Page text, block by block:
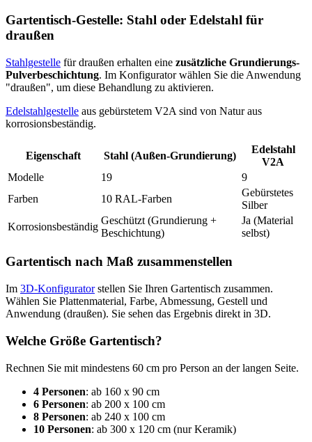
Gartentisch-Gestelle: Stahl oder Edelstahl für
draußen
Stahlgestelle für draußen erhalten eine zusätzliche Grundierungs-
Pulverbeschichtung. Im Konfigurator wählen Sie die Anwendung
"draußen", um diese Behandlung zu aktivieren.
Edelstahlgestelle aus gebürstetem V2A sind von Natur aus
korrosionsbeständig.
Eigenschaft Stahl (Außen-Grundierung)
Edelstahl
V2A
Modelle
19
9
Farben
10 RAL-Farben
Gebürstetes
Silber
Korrosionsbeständig
Geschützt (Grundierung +
Beschichtung)
Ja (Material
selbst)
Gartentisch nach Maß zusammenstellen
Im 3D-Konfiguratorstellen Sie Ihren Gartentisch zusammen.
Wählen Sie Plattenmaterial, Farbe, Abmessung, Gestell und
Anwendung (draußen). Sie sehen das Ergebnis direkt in 3D.
Welche Größe Gartentisch?
Rechnen Sie mit mindestens 60 cm pro Person an der langen Seite.
4 Personen: ab 160 x 90 cm
6 Personen: ab 200 x 100 cm
8 Personen: ab 240 x 100 cm
10 Personen: ab 300 x 120 cm (nur Keramik)